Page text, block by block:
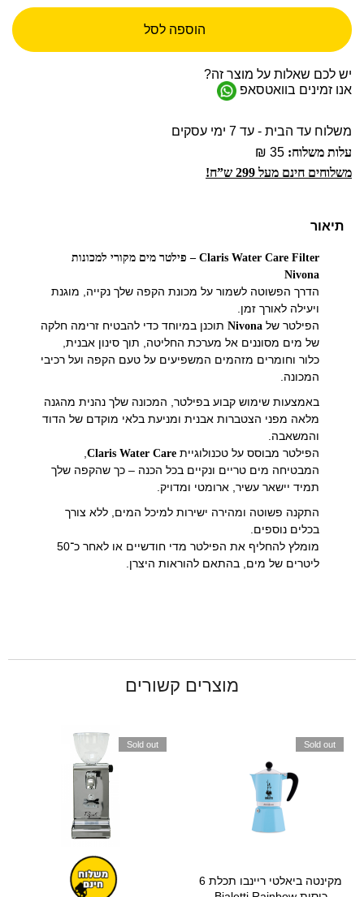
הוספה לסל
יש לכם שאלות על מוצר זה?
אנו זמינים בוואטסאפ
משלוח עד הבית - עד 7 ימי עסקים
עלות משלוח:
משלוחים חינם מעל 299 ש”ח!
תיאור
Claris Water Care Filter – פילטר מים מקורי למכונות
Nivona
הדרך הפשוטה לשמור על מכונת הקפה שלך נקייה, מוגנת
ויעילה לאורך זמן.
הפילטר של Nivona תוכנן במיוחד כדי להבטיח זרימה חלקה
של מים מסוננים אל מערכת החליטה, תוך סינון אבנית,
כלור וחומרים מזהמים המשפיעים על טעם הקפה ועל רכיבי
המכונה.
באמצעות שימוש קבוע בפילטר, המכונה שלך נהנית מהגנה
מלאה מפני הצטברות אבנית ומניעת בלאי מוקדם של הדוד
והמשאבה.
הפילטר מבוסס על טכנולוגיית Claris Water Care
המבטיחה מים טריים ונקיים בכל הכנה – כך שהקפה שלך
תמיד יישאר עשיר, ארומטי ומדויק.
התקנה פשוטה ומהירה ישירות למיכל המים, ללא צורך
בכלים נוספים.
מומלץ להחליף את הפילטר מדי חודשיים או לאחר כ־50
ליטרים של מים, בהתאם להוראות היצרן.
מוצרים קשורים
Sold out
מקינטה ביאלטי ריינבו תכלת 6
Sold out